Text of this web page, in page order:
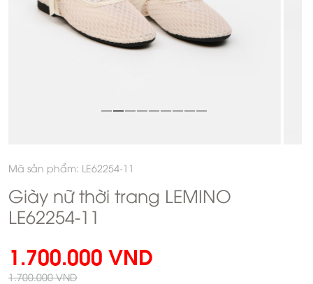
Mã sản phẩm: LE62254-11
Giày nữ thời trang LEMINO
LE62254-11
1.700.000 VND
1.700.000 VND